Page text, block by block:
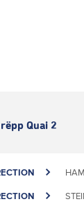
Quai 2